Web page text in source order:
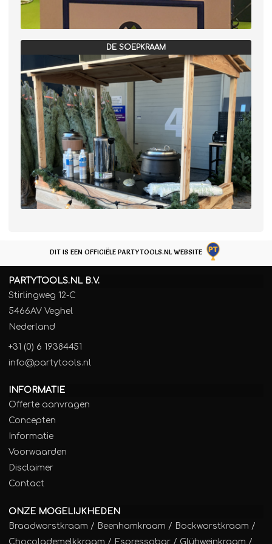
DE SOEPKRAAM
DIT IS EEN OFFICIËLE PARTYTOOLS.NL WEBSITE
PARTYTOOLS.NL B.V.
Stirlingweg 12-C
5466AV Veghel
Nederland
+31 (0) 6 19384451
info@partytools.nl
INFORMATIE
Offerte aanvragen
Concepten
Informatie
Voorwaarden
Disclaimer
Contact
ONZE MOGELIJKHEDEN
Braadworstkraam / Beenhamkraam / Bockworstkraam /
Chocolademelkkraam / Espressobar / Glühweinkraam /